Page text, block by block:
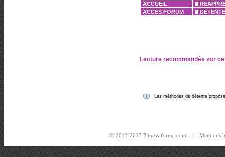
ACCUEIL
ACCES FORUM
DETENTE
Lecture recommandée sur
Les méthodes de détente
© 2013-2015 Fitness-forme.com | Mentions